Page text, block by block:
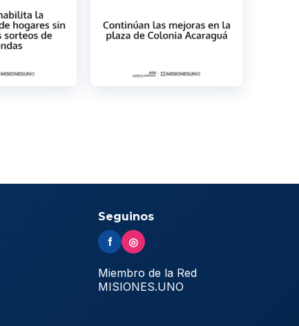
Seguinos
f ◎
Miembro de la Red
MISIONES.UNO